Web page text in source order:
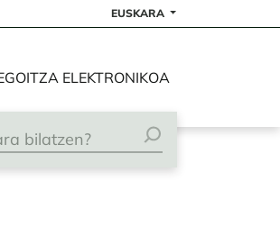
EUSKARA
ELEKTRONIKOA